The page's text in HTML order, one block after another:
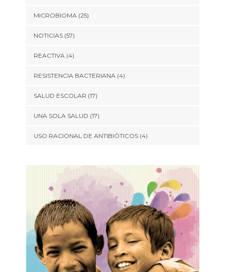
MICROBIOMA(25)
NOTICIAS(57)
REACTIVA(4)
RESISTENCIA BACTERIANA(4)
SALUD ESCOLAR (17)
UNA SOLA SALUD (17)
USO RACIONAL DE ANTIBIÓTICOS(4)